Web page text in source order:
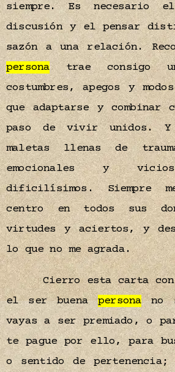
siempre. Es necesario
discusión y el pensar
sazón a una relación.
personatrae consigo
costumbres, apegos y
que adaptarse y combinar
paso de vivir unidos. Y
maletas llenas de
emocionales y
dificilísimos. Siempre
centro en todos sus
virtudes y aciertos, y
lo que no me agrada.
Cierro esta carta
el ser buenapersonano
vayas a ser premiado, o
te pague por ello, para
o sentido de